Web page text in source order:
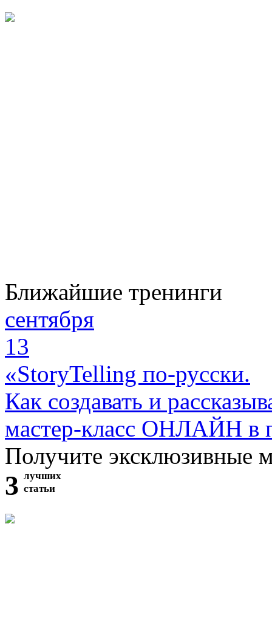
Ближайшие тренинги
сентября
13
«StoryTelling по-русски.
Как создавать и
мастер-класс ОНЛАЙН в
Получите эксклюзивные
3 лучших
статьи